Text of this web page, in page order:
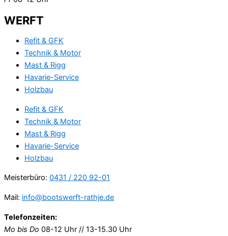
WERFT
Refit & GFK
Technik & Motor
Mast & Rigg
Havarie-Service
Holzbau
Refit & GFK
Technik & Motor
Mast & Rigg
Havarie-Service
Holzbau
Meisterbüro: 0431 / 220 92-01
Mail: info@bootswerft-rathje.de
Telefonzeiten:
Mo bis Do 08-12 Uhr // 13-15.30 Uhr